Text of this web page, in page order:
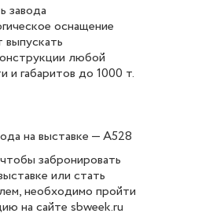
завода
оснащение
выпускать
любой
и габаритов до 1000 т.
на выставке — А528
забронировать
или стать
необходимо пройти
на сайте sbweek.ru